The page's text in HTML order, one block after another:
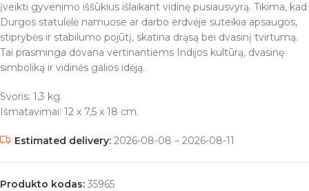
įveikti gyvenimo iššūkius išlaikant vidinę pusiausvyrą. Tikima, kad
Durgos statulėlė namuose ar darbo erdvėje suteikia apsaugos,
stiprybės ir stabilumo pojūtį, skatina drąsą bei dvasinį tvirtumą.
Tai prasminga dovana vertinantiems Indijos kultūrą, dvasinę
simboliką ir vidinės galios idėją.
Svoris: 1,3 kg.
Išmatavimai: 12 x 7,5 x 18 cm.
Estimated delivery: 2026-08-08 – 2026-08-11
Produkto kodas: 35965